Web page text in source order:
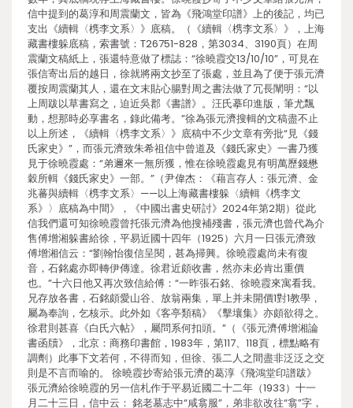
信中提到的葛淳和周震蘭文，皆為《飛鴻堂印譜》上的後記，均已
支出《續輯〈槜李文系〉》底稿。（《續輯〈槜李文系〉》，上海
藏書樓躲底稿，索書號：T26751-828，第3034、3190頁）在周
震蘭文稿紙上，張還特意做了標誌：“徐曉霞交13/10/10”，可見在
張信寄出后的越日，徐就將兩文抄至了張處，並且為了便于張元濟
覆按周震蘭其人，還在文末貼心腸對周之書法做了冗長闡明：“以
上周跋以草書寫之，迫近吳郡《書譜》。汪氏摹印進版，筆尤飄
動，想那時必享書名，錄此備考。”徐為張元濟搜輯的文稿盡不止
以上所述，《續輯〈槜李文系〉》底稿中不少文章有旁批“見《錢
氏家史》”，而張元濟致朱希祖信中曾道及《錢氏家史》一書乃獲
見于徐曉霞處：“弟邇來一無所獲，惟在徐曉霞處見有明萬歷錢懋
穀所輯《錢氏家史》一部。”（尹偉杰：《藉言存人：張元濟、金
兆蕃與續輯〈槜李文系〉——以上海藏書樓躲〈續輯《槜李文
系》〉底稿為中間》，《中國出書史研討》2024年第2期）從此
信我們還可知徐曉霞曾托張元濟為他搜補殘書，張元濟也曾代為介
售傅增湘躲書給徐，平易近國十四年（1925）六月一日張元濟致
傅增湘信云：“劉翰怡復信呈閱，甚為掃興。徐曉霞處尚未有復
音，石銘處亦即轉伊傳達。徐君近頗收書，然亦未必肯出重價
也。”十六日他又再次致信給傅：“一昨張石銘、徐曉霞來寓看我。
兄存放各書，石銘頗愛山谷、放翁兩集，單上并未開價1對1教學，
屬為奉詢，乞核示。此外如《客亭類稿》《擊壤集》亦頗欲得之。
徐君則甚喜《白氏六帖》，屬問系何扣頭。”（《張元濟傅增湘論
書函牘》，北京：商務印書館，1983年，第117、118頁，標點略有
調劑）此事下文若何，不得而知，但徐、張二人之間盡非泛泛之交
則是不言而喻的。 徐曉霞抄寄給張元濟的葛淳《飛鴻堂印譜跋》
張元濟給徐曉霞的另一信札作于平易近國二十二年（1933）十一
月二十三日，信中云： 銘老墓志中“咸翕服”，弟非欲改往“翕”字，